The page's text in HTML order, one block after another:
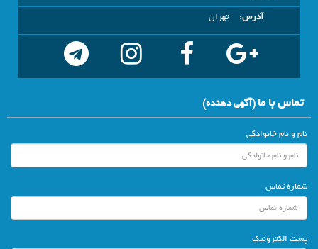
آدرس:
تهران
تماس با ما(آگهي دهنده)
نام و نام خانوادگی
شماره تماس
پست الکترونیک